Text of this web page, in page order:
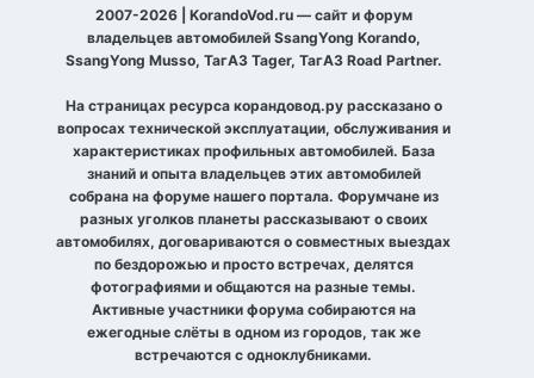
2007-2026 | KorandoVod.ru — сайт и форум
владельцев автомобилей SsangYong Korando,
SsangYong Musso, ТагАЗ Tager, ТагАЗ Road Partner.
На страницах ресурса корандовод.ру рассказано о
вопросах технической эксплуатации, обслуживания и
характеристиках профильных автомобилей. База
знаний и опыта владельцев этих автомобилей
собрана на форуме нашего портала. Форумчане из
разных уголков планеты рассказывают о своих
автомобилях, договариваются о совместных выездах
по бездорожью и просто встречах, делятся
фотографиями и общаются на разные темы.
Активные участники форума собираются на
ежегодные слёты в одном из городов, так же
встречаются с одноклубниками.